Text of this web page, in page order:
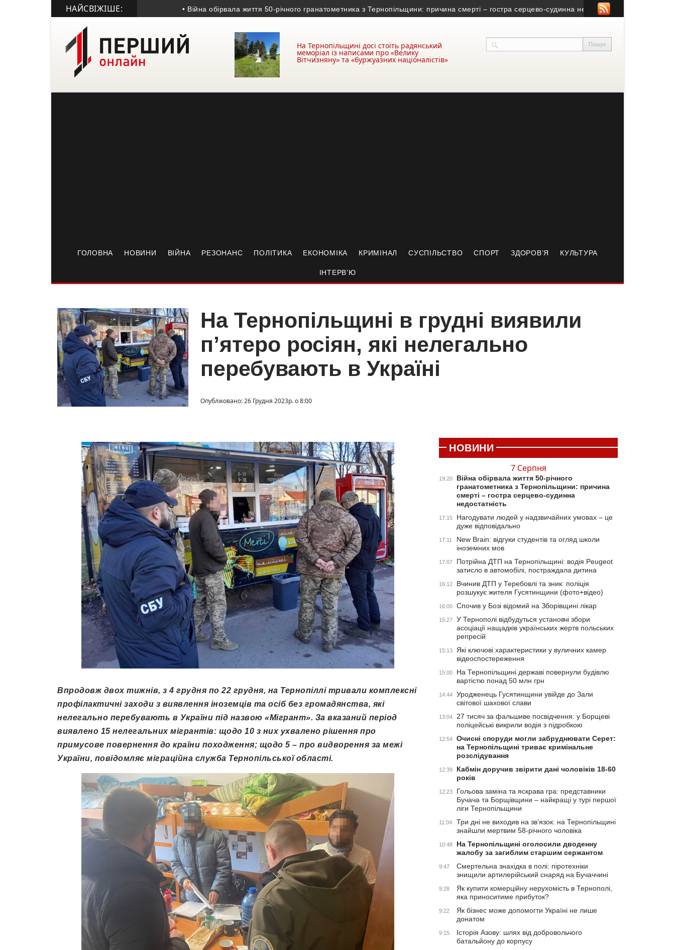
НАЙСВІЖІШЕ: • Війна обірвала життя 50-річного гранатометника з Тернопільщини: причина смерті – гостра серцево-судинна недостатність • Нагодувати людей
На Тернопільщині досі стоїть радянський
меморіал із написами про «Велику
Вітчизняну» та «буржуазних націоналістів»
ГОЛОВНА НОВИНИ ВІЙНА РЕЗОНАНС ПОЛІТИКА ЕКОНОМІКА КРИМІНАЛ СУСПІЛЬСТВО СПОРТ ЗДОРОВ’Я КУЛЬТУРА
ІНТЕРВ’Ю
На Тернопільщині в грудні виявили
п’ятеро росіян, які нелегально
перебувають в Україні
Опубліковано: 26 Грудня 2023р. о 8:00
Впродовж двох тижнів, з 4 грудня по 22 грудня, на Тернопіллі тривали комплексні
профілактичні заходи з виявлення іноземців та осіб без громадянства, які
нелегально перебувають в України під назвою «Мігрант». За вказаний період
виявлено 15 нелегальних мігрантів: щодо 10 з них ухвалено рішення про
примусове повернення до країни походження; щодо 5 – про видворення за межі
України, повідомляє міграційна служба Тернопільської області.
НОВИНИ
7 Серпня
19:20
Війна обірвала життя 50-річного
гранатометника з Тернопільщини: причина
смерті – гостра серцево-судинна
недостатність
17:15
Нагодувати людей у надзвичайних умовах – це
дуже відповідально
17:11
New Brain: відгуки студентів та огляд школи
іноземних мов
17:07
Потрійна ДТП на Тернопільщині: водія Peugeot
затисло в автомобілі, постраждала дитина
16:12
Вчинив ДТП у Теребовлі та зник: поліція
розшукує жителя Гусятинщини (фото+відео)
16:00 Спочив у Бозі відомий на Зборівщині лікар
15:27
У Тернополі відбудуться установчі збори
асоціації нащадків українських жертв польських
репресій
15:13
Які ключові характеристики у вуличних камер
відеоспостереження
15:00
На Тернопільщині державі повернули будівлю
вартістю понад 50 млн грн
14:44
Уродженець Гусятинщини увійде до Зали
світової шахової слави
13:04
27 тисяч за фальшиве посвідчення: у Борщеві
поліцейські викрили водія з підробкою
12:54
Очисні споруди могли забруднювати Серет:
на Тернопільщині триває кримінальне
розслідування
12:39
Кабмін доручив звірити дані чоловіків 18-60
років
12:23
Гольова заміна та яскрава гра: представники
Бучача та Борщівщини – найкращі у турі першої
ліги Тернопільщини
11:04
Три дні не виходив на зв’язок: на Тернопільщині
знайшли мертвим 58-річного чоловіка
10:48
На Тернопільщині оголосили дводенну
жалобу за загиблим старшим сержантом
9:47
Смертельна знахідка в полі: піротехніки
знищили артилерійський снаряд на Бучаччині
9:28
Як купити комерційну нерухомість в Тернополі,
яка приноситиме прибуток?
9:22
Як бізнес може допомогти Україні не лише
донатом
9:15
Історія Азову: шлях від добровольчого
батальйону до корпусу